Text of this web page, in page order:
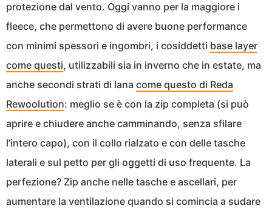
protezione dal vento. Oggi vanno per la maggiore i
fleece, che permettono di avere buone performance
con minimi spessori e ingombri, i cosiddetti base layer
come questi, utilizzabili sia in inverno che in estate, ma
anche secondi strati di lana come questo di Reda
Rewoolution: meglio se è con la zip completa (si può
aprire e chiudere anche camminando, senza sfilare
l’intero capo), con il collo rialzato e con delle tasche
laterali e sul petto per gli oggetti di uso frequente. La
perfezione? Zip anche nelle tasche e ascellari, per
aumentare la ventilazione quando si comincia a sudare